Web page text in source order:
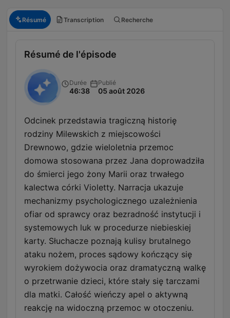
Résumé Transcription Recherche
Résumé de l'épisode
Durée
46:38
Publié
05 août 2026
Odcinek przedstawia tragiczną historię
rodziny Milewskich z miejscowości
Drewnowo, gdzie wieloletnia przemoc
domowa stosowana przez Jana doprowadziła
do śmierci jego żony Marii oraz trwałego
kalectwa córki Violetty. Narracja ukazuje
mechanizmy psychologicznego uzależnienia
ofiar od sprawcy oraz bezradność instytucji i
systemowych luk w procedurze niebieskiej
karty. Słuchacze poznają kulisy brutalnego
ataku nożem, proces sądowy kończący się
wyrokiem dożywocia oraz dramatyczną walkę
o przetrwanie dzieci, które stały się tarczami
dla matki. Całość wieńczy apel o aktywną
reakcję na widoczną przemoc w otoczeniu.